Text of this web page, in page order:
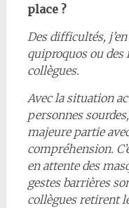
place ?
Des difficultés,
quiproquos ou
collègues.
Avec la situation
personnes
majeure partie
compréhension.
en attente des
gestes barrières
collègues retirent